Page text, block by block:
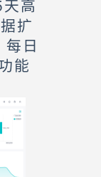
高
扩
日
能